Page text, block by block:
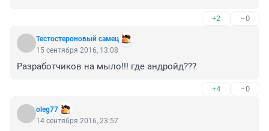
+2 –0
Тестостероновый самец
15 сентября 2016, 13:08
Разработчиков на мыло!!! где андройд???
+4 –0
oleg77
14 сентября 2016, 23:57